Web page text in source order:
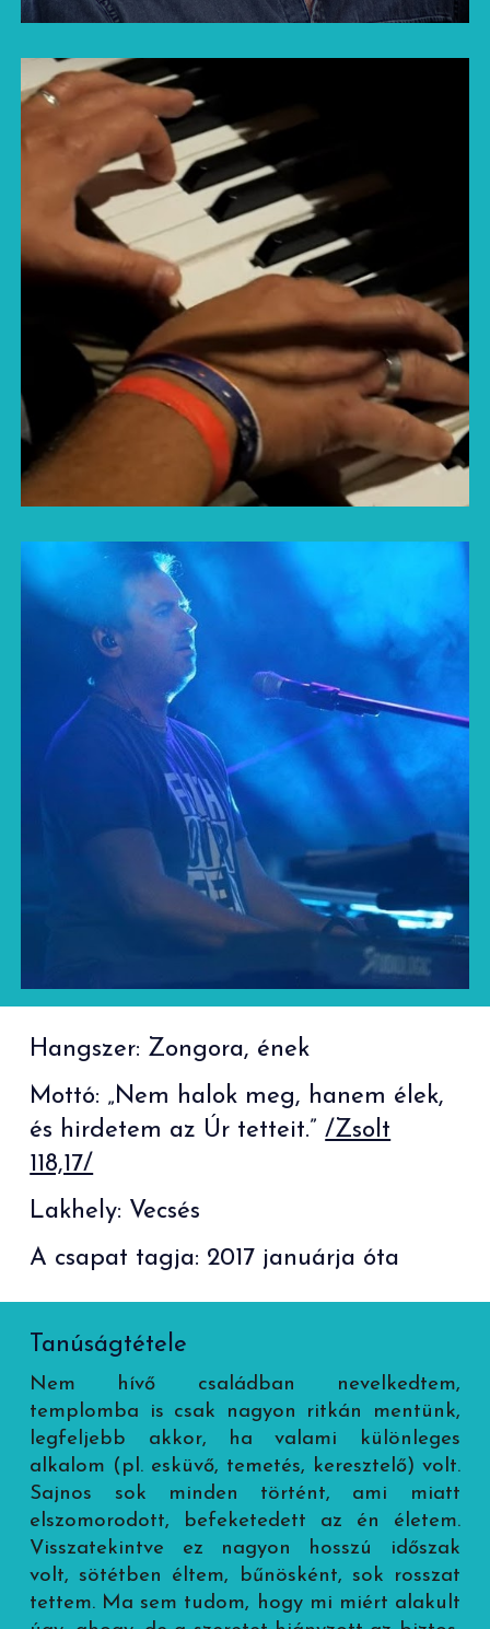
Hangszer: Zongora, ének
Mottó: „Nem halok meg, hanem élek,
és hirdetem az Úr tetteit.”/Zsolt
118,17/
Lakhely: Vecsés
A csapat tagja: 2017 januárja óta
Tanúságtétele
Nem hívő családban nevelkedtem,
templomba is csak nagyon ritkán mentünk,
legfeljebb akkor, ha valami különleges
alkalom (pl. esküvő, temetés, keresztelő) volt.
Sajnos sok minden történt, ami miatt
elszomorodott, befeketedett az én életem.
Visszatekintve ez nagyon hosszú időszak
volt, sötétben éltem, bűnösként, sok rosszat
tettem. Ma sem tudom, hogy mi miért alakult